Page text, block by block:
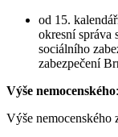
od 15.
okresní správa
sociálního
zabezpečení
Výše nemocenského:
Výše nemocenského